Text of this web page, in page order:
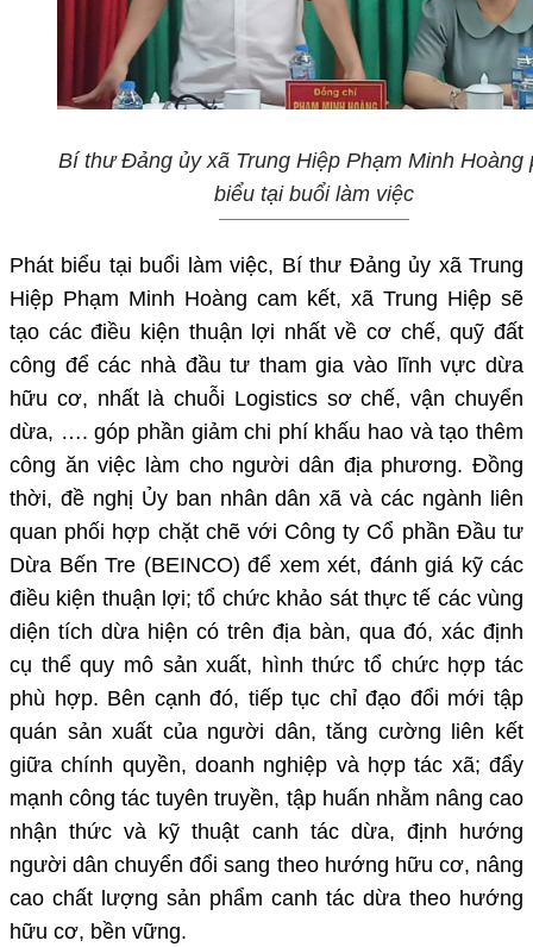
Bí thư Đảng ủy xã Trung Hiệp Phạm Minh Hoàng
biểu tại buổi làm việc
Phát biểu tại buổi làm việc, Bí thư Đảng ủy xã Trung
Hiệp Phạm Minh Hoàng cam kết, xã Trung Hiệp sẽ
tạo các điều kiện thuận lợi nhất về cơ chế, quỹ đất
công để các nhà đầu tư tham gia vào lĩnh vực dừa
hữu cơ, nhất là chuỗi Logistics sơ chế, vận chuyển
dừa, …. góp phần giảm chi phí khấu hao và tạo thêm
công ăn việc làm cho người dân địa phương. Đồng
thời, đề nghị Ủy ban nhân dân xã và các ngành liên
quan phối hợp chặt chẽ với Công ty Cổ phần Đầu tư
Dừa Bến Tre (BEINCO) để xem xét, đánh giá kỹ các
điều kiện thuận lợi; tổ chức khảo sát thực tế các vùng
diện tích dừa hiện có trên địa bàn, qua đó, xác định
cụ thể quy mô sản xuất, hình thức tổ chức hợp tác
phù hợp. Bên cạnh đó, tiếp tục chỉ đạo đổi mới tập
quán sản xuất của người dân, tăng cường liên kết
giữa chính quyền, doanh nghiệp và hợp tác xã; đẩy
mạnh công tác tuyên truyền, tập huấn nhằm nâng cao
nhận thức và kỹ thuật canh tác dừa, định hướng
người dân chuyển đổi sang theo hướng hữu cơ, nâng
cao chất lượng sản phẩm canh tác dừa theo hướng
hữu cơ, bền vững.